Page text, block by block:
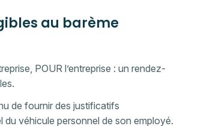
au barème
POUR l’entreprise : un rendez-
de fournir des justificatifs
du véhicule personnel de son employé.